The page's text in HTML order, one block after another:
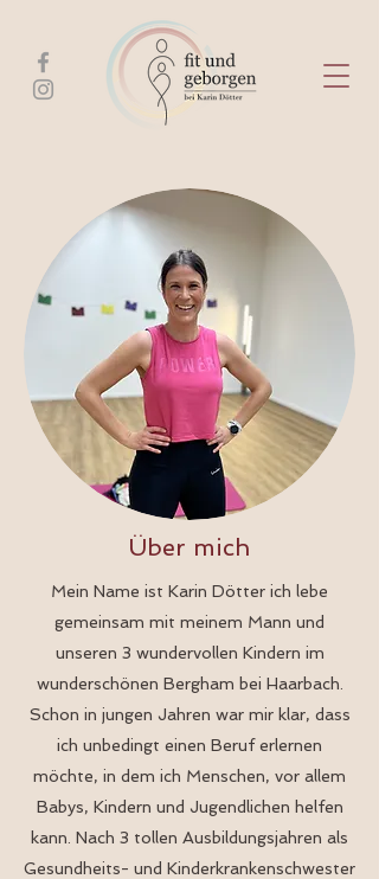
Über mich
Mein Name ist Karin Dötter ich lebe
gemeinsam mit meinem Mann und
unseren 3 wundervollen Kindern im
wunderschönen Bergham bei Haarbach.
Schon in jungen Jahren war mir klar, dass
ich unbedingt einen Beruf erlernen
möchte, in dem ich Menschen, vor allem
Babys, Kindern und Jugendlichen helfen
kann. Nach 3 tollen Ausbildungsjahren als
Gesundheits- und Kinderkrankenschwester